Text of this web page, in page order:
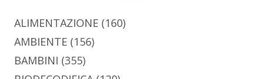
ALIMENTAZIONE (160)
AMBIENTE (156)
BAMBINI (355)